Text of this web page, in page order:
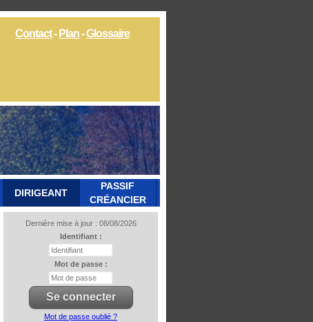
Contact- Plan-Glossaire
DIRIGEANT
PASSIF
CRÉANCIER
Dernière mise à jour : 08/08/2026
Identifiant :
Mot de passe :
Mot de passe oublié ?